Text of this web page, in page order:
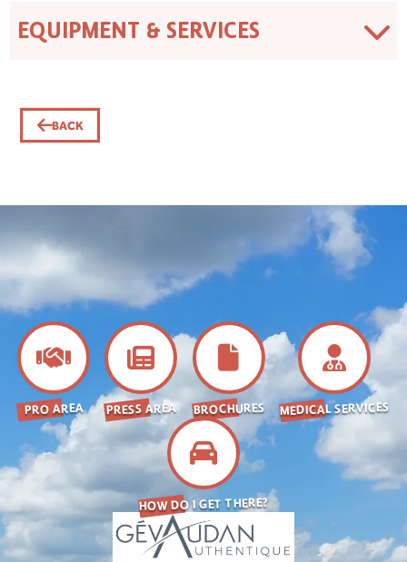
EQUIPMENT & SERVICES
BACK
PRO AREA PRESS AREA BROCHURES MEDICAL SERVICES
HOW DO I GET THERE?